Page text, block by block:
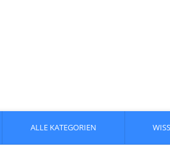
ALLE KATEGORIEN